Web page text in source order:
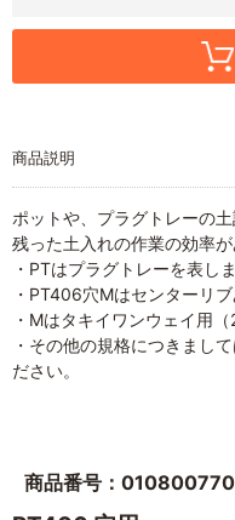
商品説明
ポットや、プラグトレーの
残った土入れの作業の効率が
・PTはプラグトレーを表し
・PT406穴Mはセンターリブ
・Mはタキイワンウェイ用
・その他の規格につきまし
ださい。
商品番号：